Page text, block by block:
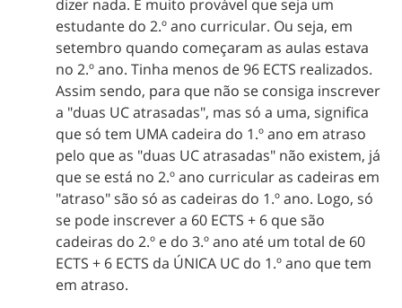
dizer nada. É muito provável que seja um
estudante do 2.º ano curricular. Ou seja, em
setembro quando começaram as aulas estava
no 2.º ano. Tinha menos de 96 ECTS realizados.
Assim sendo, para que não se consiga inscrever
a "duas UC atrasadas", mas só a uma, significa
que só tem UMA cadeira do 1.º ano em atraso
pelo que as "duas UC atrasadas" não existem, já
que se está no 2.º ano curricular as cadeiras em
"atraso" são só as cadeiras do 1.º ano. Logo, só
se pode inscrever a 60 ECTS + 6 que são
cadeiras do 2.º e do 3.º ano até um total de 60
ECTS + 6 ECTS da ÚNICA UC do 1.º ano que tem
em atraso.